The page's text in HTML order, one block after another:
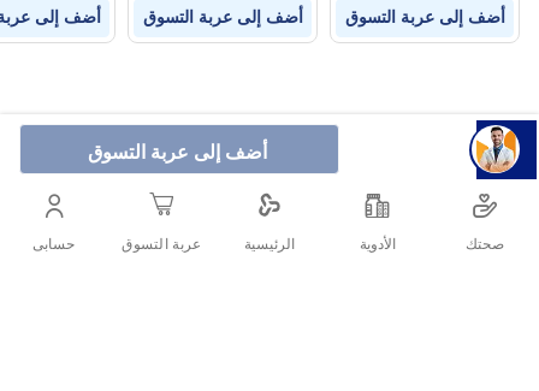
أضف إلى عربة التسوق
أضف إلى عربة التسوق أضف إلى عربة التسوق أضف إلى
صحتك الأدوية الرئيسية عربة التسوق حسابى